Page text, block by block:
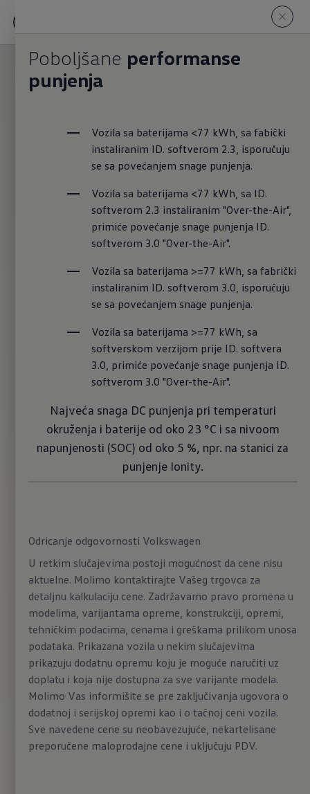
Poboljšane performanse
punjenja
Vozila sa baterijama <77 kWh, sa fabički
instaliranim ID. softverom 2.3, isporučuju
se sa povećanjem snage punjenja.
Vozila sa baterijama <77 kWh, sa ID.
softverom 2.3 instaliranim "Over-the-Air",
primiće povećanje snage punjenja ID.
softverom 3.0 "Over-the-Air".
Vozila sa baterijama >=77 kWh, sa fabrički
instaliranim ID. softverom 3.0, isporučuju
se sa povećanjem snage punjenja.
Vozila sa baterijama >=77 kWh, sa
softverskom verzijom prije ID. softvera
3.0, primiće povećanje snage punjenja ID.
softverom 3.0 "Over-the-Air".
Najveća snaga DC punjenja pri temperaturi
okruženja i baterije od oko 23 °C i sa nivoom
napunjenosti (SOC) od oko 5 %, npr. na stanici za
punjenje Ionity.
Odricanje odgovornosti Volkswagen
U retkim slučajevima postoji mogućnost da cene nisu
aktuelne. Molimo kontaktirajte Vašeg trgovca za
detaljnu kalkulaciju cene. Zadržavamo pravo promena u
modelima, varijantama opreme, konstrukciji, opremi,
tehničkim podacima, cenama i greškama prilikom unosa
podataka. Prikazana vozila u nekim slučajevima
prikazuju dodatnu opremu koju je moguće naručiti uz
doplatu i koja nije dostupna za sve varijante modela.
Molimo Vas informišite se pre zaključivanja ugovora o
dodatnoj i serijskoj opremi kao i o tačnoj ceni vozila.
Sve navedene cene su neobavezujuće, nekartelisane
preporučene maloprodajne cene i uključuju PDV.